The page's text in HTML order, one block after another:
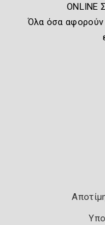
ONLINE
Όλα όσα αφορούν